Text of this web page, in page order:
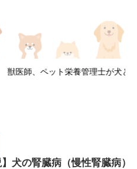
獣医師、ペット栄養管理士が犬と
】犬の腎臓病（慢性腎臓病）